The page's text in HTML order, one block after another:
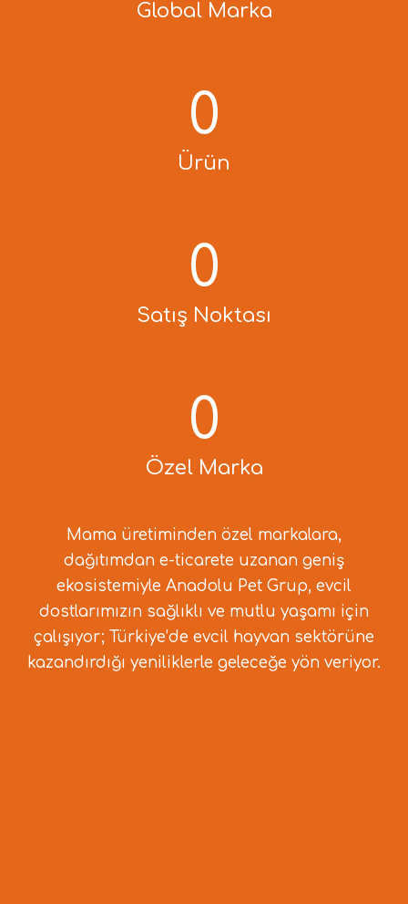
Global Marka
0
Ürün
0
Satış Noktası
0
Özel Marka
Mama üretiminden özel markalara,
dağıtımdan e-ticarete uzanan geniş
ekosistemiyle Anadolu Pet Grup, evcil
dostlarımızın sağlıklı ve mutlu yaşamı için
çalışıyor; Türkiye’de evcil hayvan sektörüne
kazandırdığı yeniliklerle geleceğe yön veriyor.